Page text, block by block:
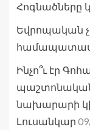
Հոգնածները
Եվրոպական
Ինչո՞ւ էր
պաշտոնական
նախարարի
Լուսանկար